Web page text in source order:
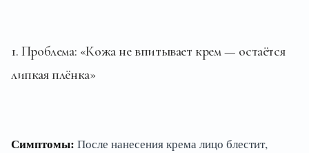
1. Проблема: «Кожа не впитывает крем — остаётся
липкая плёнка»
Симптомы: После нанесения крема лицо блестит,